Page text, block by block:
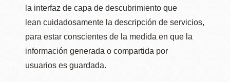
la interfaz de capa de descubrimiento que
lean cuidadosamente la descripción de servicios,
para estar conscientes de la medida en que la
información generada o compartida por
usuarios es guardada.